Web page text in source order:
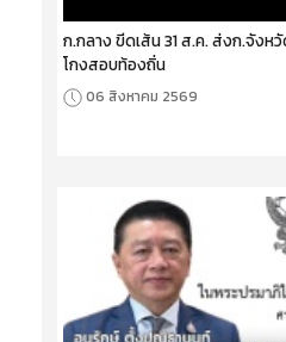
ก.กลาง ขีดเส้น 31 ส.ค. ส่งก.จังห
โกงสอบท้องถิ่น
06 สิงหาคม 2569